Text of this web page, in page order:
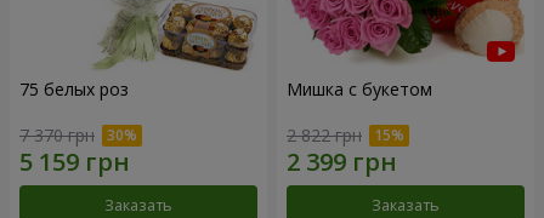
75 белых роз
7 370 грн
Заказать
Мишка с букетом
2 822 грн
Заказать